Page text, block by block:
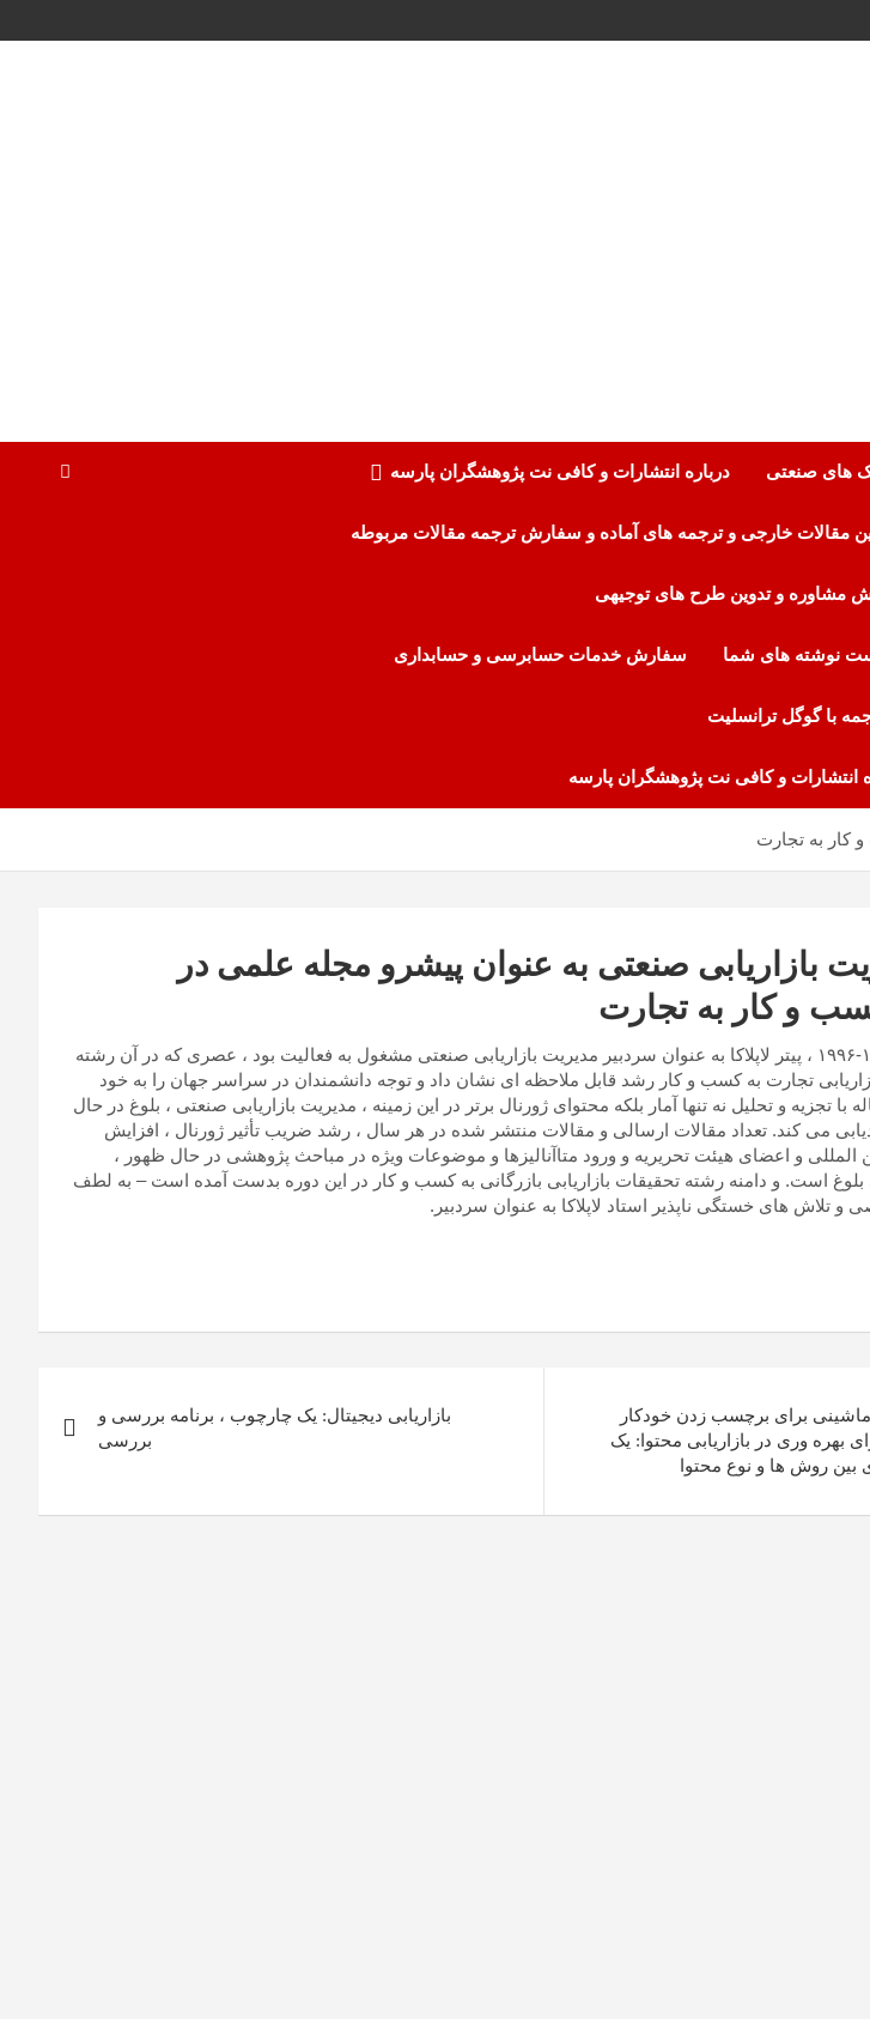
های صنعتی درباره انتشارات و کافی نت پژوهشگران پارسه
مقالات خارجی و ترجمه های آماده و سفارش ترجمه مقالات مربوطه
مشاوره و تدوین طرح های توجیهی
نوشته های شما سفارش خدمات حسابرسی و حسابداری
با گوگل ترانسلیت
انتشارات و کافی نت پژوهشگران پارسه
کار به تجارت
بازاریابی صنعتی به عنوان پیشرو مجله علمی در
و کار به تجارت
در طی سالهای ۱۹۹۴-۱۹۹۶ ، پیتر لاپلاکا به عنوان سردبیر مدیریت بازاریابی صنعتی مشغول به فعالیت بود ، عصری که در آن رشته
تجارت به کسب و کار رشد قابل ملاحظه ای نشان داد و توجه دانشمندان در سراسر جهان را به خود
با تجزیه و تحلیل نه تنها آمار بلکه محتوای ژورنال برتر در این زمینه ، مدیریت بازاریابی صنعتی ، بلوغ در حال
می کند. تعداد مقالات ارسالی و مقالات منتشر شده در هر سال ، رشد ضریب تأثیر ژورنال ، افزایش
المللی و اعضای هیئت تحریریه و ورود متاآنالیزها و موضوعات ویژه در مباحث پژوهشی در حال ظهور ،
است. و دامنه رشته تحقیقات بازاریابی بازرگانی به کسب و کار در این دوره بدست آمده است – به لطف
و تلاش های خستگی ناپذیر استاد لاپلاکا به عنوان سردبیر.
ماشینی برای برچسب زدن خودکار
بهره وری در بازاریابی محتوا: یک
بین روش ها و نوع محتوا
بازاریابی دیجیتال: یک چارچوب ، برنامه بررسی و
بررسی